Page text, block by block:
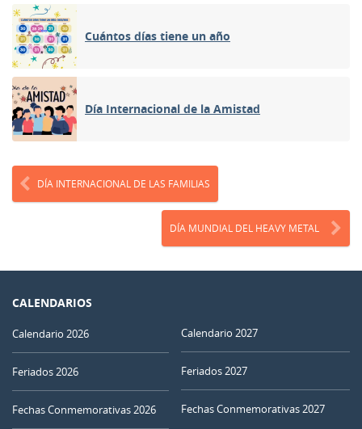
Cuántos días tiene un año
Día Internacional de la Amistad
DÍA INTERNACIONAL DE LAS FAMILIAS
DÍA MUNDIAL DEL HEAVY METAL
CALENDARIOS
Calendario 2026
Feriados 2026
Fechas Conmemorativas 2026
Calendario 2027
Feriados 2027
Fechas Conmemorativas 2027